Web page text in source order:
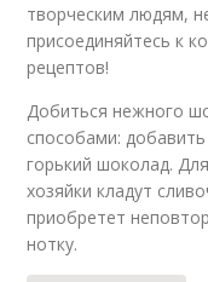
творческим людям,
присоединяйтесь к
рецептов!
Добиться нежного
способами:
горький шоколад.
хозяйки кладут
приобретет
нотку.